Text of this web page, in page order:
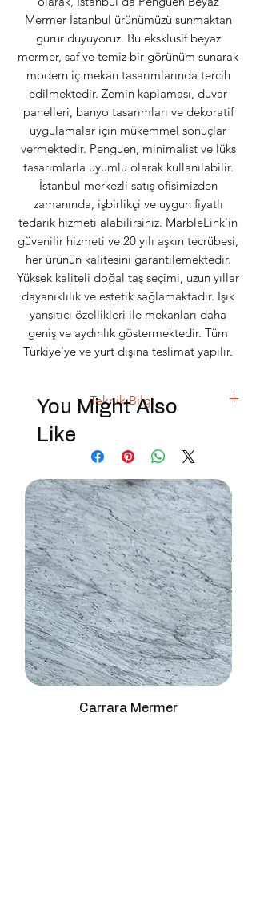
Mermer İstanbul ürünümüzü sunmaktan
gurur duyuyoruz. Bu eksklusif beyaz
mermer, saf ve temiz bir görünüm sunarak
modern iç mekan tasarımlarında tercih
edilmektedir. Zemin kaplaması, duvar
panelleri, banyo tasarımları ve dekoratif
uygulamalar için mükemmel sonuçlar
vermektedir. Penguen, minimalist ve lüks
tasarımlarla uyumlu olarak kullanılabilir.
İstanbul merkezli satış ofisimizden
zamanında, işbirlikçi ve uygun fiyatlı
tedarik hizmeti alabilirsiniz. MarbleLink'in
güvenilir hizmeti ve 20 yılı aşkın tecrübesi,
her ürünün kalitesini garantilemektedir.
Yüksek kaliteli doğal taş seçimi, uzun yıllar
dayanıklılık ve estetik sağlamaktadır. Işık
yansıtıcı özellikleri ile mekanları daha
geniş ve aydınlık göstermektedir. Tüm
Türkiye'ye ve yurt dışına teslimat yapılır.
Teknik Bilgi
Parlak veya mat yüzey / Renk: Açık –
Koyu gri karışımı / İç ve dış mekan
Kullanım Önerisi:Ofis zeminleri, mutfak
adaları, banyo duvarları, galeri ve lobi
alanları
You Might Also
Like
Carrara Mermer